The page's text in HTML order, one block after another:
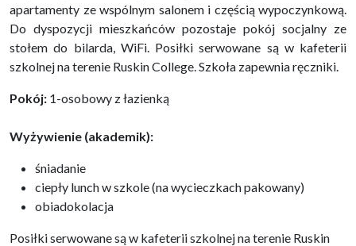
apartamenty ze wspólnym salonem i częścią wypoczynkową.
Do dyspozycji mieszkańców pozostaje pokój socjalny ze
stołem do bilarda, WiFi. Posiłki serwowane są w kafeterii
szkolnej na terenie Ruskin College. Szkoła zapewnia ręczniki.
Pokój: 1-osobowy z łazienką
Wyżywienie (akademik):
śniadanie
ciepły lunch w szkole (na wycieczkach pakowany)
obiadokolacja
Posiłki serwowane są w kafeterii szkolnej na terenie Ruskin